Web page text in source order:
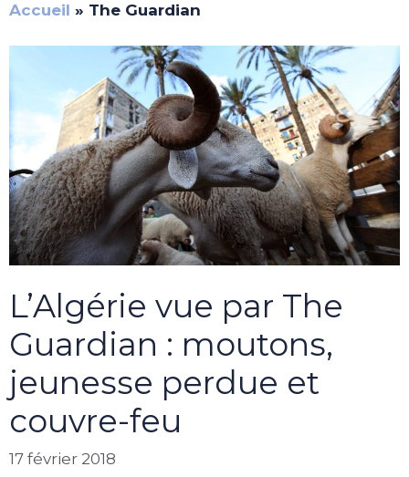
Accueil » The Guardian
L’Algérie vue par The
Guardian : moutons,
jeunesse perdue et
couvre-feu
17 février 2018